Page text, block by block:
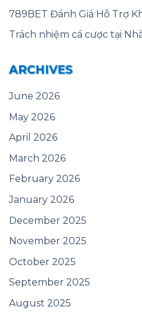
789BET Đánh Giá Hỗ Trợ
Trách nhiệm cá cược tại
ARCHIVES
June 2026
May 2026
April 2026
March 2026
February 2026
January 2026
December 2025
November 2025
October 2025
September 2025
August 2025